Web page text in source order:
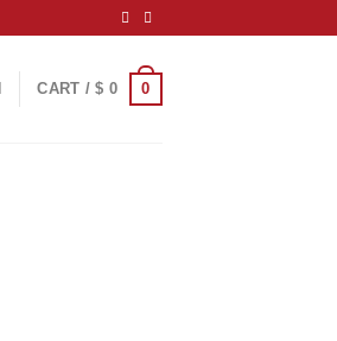
CART /$ 0 0